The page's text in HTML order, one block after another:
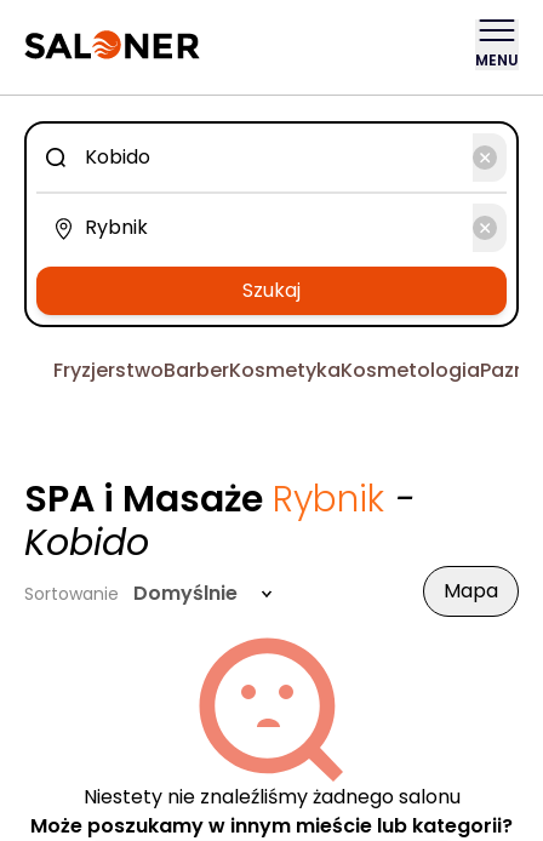
MENU
Szukaj
FryzjerstwoBarberKosmetykaKosmetologia
SPA i Masaże Rybnik -
Kobido
Sortowanie Domyślnie Mapa
Niestety nie znaleźliśmy żadnego salonu
Może poszukamy w innym mieście lub kategorii?